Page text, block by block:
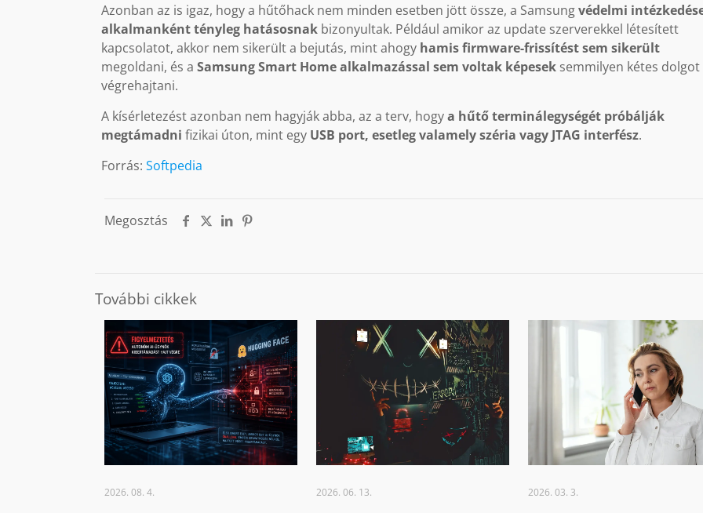
Azonban az is igaz, hogy a hűtőhack nem minden esetben jött össze, a Samsungvédelmi
alkalmanként tényleg hatásosnak bizonyultak. Például amikor az update szerverekkel létesített
kapcsolatot, akkor nem sikerült a bejutás, mint ahogy hamis firmware-frissítést sem sikerült
megoldani, és aSamsung Smart Home alkalmazással sem voltak képesek semmilyen kétes dolgot
végrehajtani.
A kísérletezést azonban nem hagyják abba, az a terv, hogya hűtő terminálegységét próbálják
megtámadni fizikai úton, mint egy USB port, esetleg valamely széria vagy JTAG interfész.
Forrás:Softpedia
Megosztás
További cikkek
2026. 08. 4. 2026. 06. 13. 2026. 03. 3.